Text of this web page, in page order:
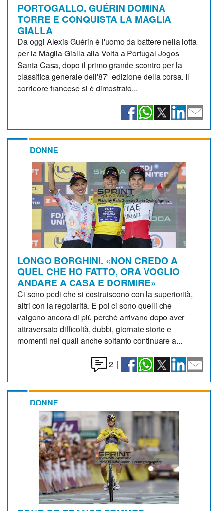
PORTOGALLO. GUÉRIN DOMINA
TORRE E CONQUISTA LA MAGLIA
GIALLA
Da oggi Alexis Guérin è l'uomo da battere nella lotta
per la Maglia Gialla alla Volta a Portugal Jogos
Santa Casa, dopo il primo grande scontro per la
classifica generale dell'87ª edizione della corsa. Il
corridore francese si è dimostrato...
DONNE
LONGO BORGHINI. «NON CREDO A
QUEL CHE HO FATTO, ORA VOGLIO
ANDARE A CASA E DORMIRE»
Ci sono podi che si costruiscono con la superiorità,
altri con la regolarità. E poi ci sono quelli che
valgono ancora di più perché arrivano dopo aver
attraversato difficoltà, dubbi, giornate storte e
momenti nei quali anche soltanto continuare a...
2 |
DONNE